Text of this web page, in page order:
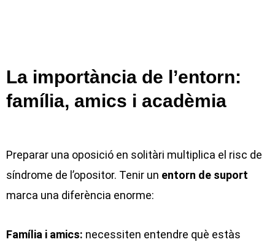
La importància de l’entorn:
família, amics i acadèmia
Preparar una oposició en solitàri multiplica el risc de
síndrome de l’opositor. Tenir un entorn de suport
marca una diferència enorme:
Família i amics: necessiten entendre què estàs